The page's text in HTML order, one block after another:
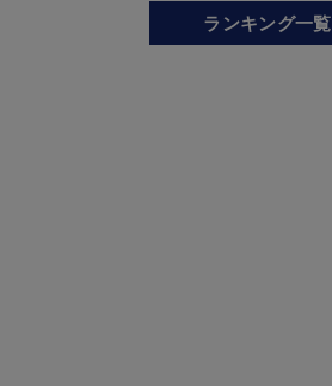
ランキング一覧